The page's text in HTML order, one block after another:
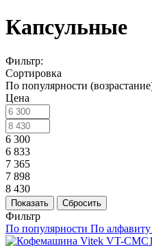
Капсульные
Фильтр:
Сортировка
По популярности
Цена
6 300
6 833
7 365
7 898
8 430
Показать Сбросить
Фильтр
По популярности По алфавиту